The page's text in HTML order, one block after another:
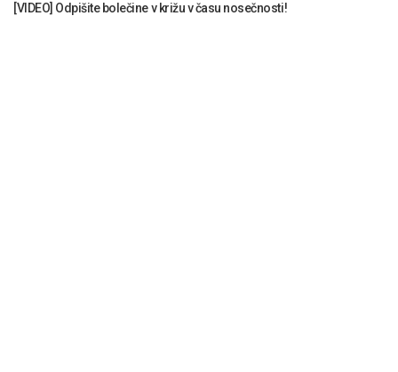
[VIDEO] Odpišite bolečine v križu v času nosečnosti!